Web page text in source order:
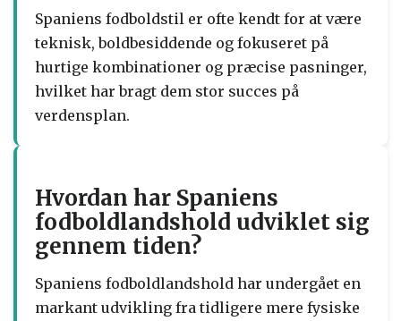
Spaniens fodboldstil er ofte kendt for at være
teknisk, boldbesiddende og fokuseret på
hurtige kombinationer og præcise pasninger,
hvilket har bragt dem stor succes på
verdensplan.
Hvordan har Spaniens
fodboldlandshold udviklet sig
gennem tiden?
Spaniens fodboldlandshold har undergået en
markant udvikling fra tidligere mere fysiske